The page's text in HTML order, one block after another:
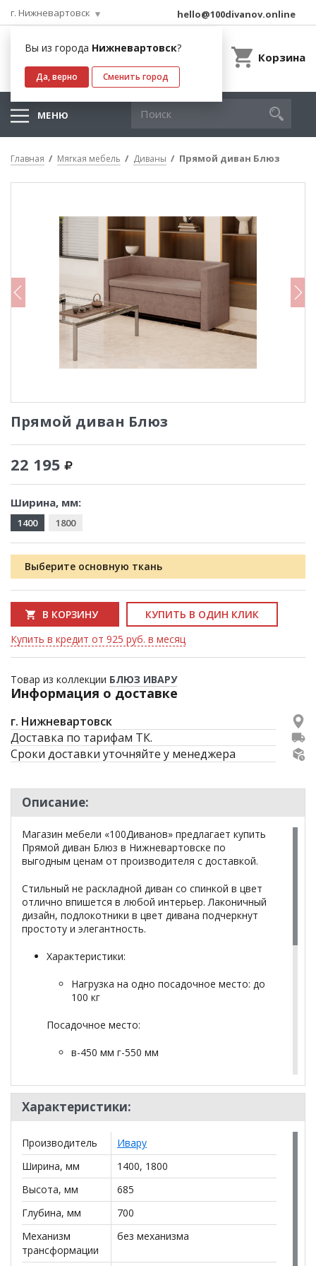
г. Нижневартовск
Вы из города Нижневартовск?
Да, верно Сменить город
hello@100divanov.online
Корзина
МЕНЮ
Главная Мягкая мебель Диваны Прямой диван Блюз
Прямой диван Блюз
22 195
Ширина, мм:
1400 1800
Выберите основную ткань
В КОРЗИНУ
КУПИТЬ В ОДИН КЛИК
Купить в кредит от 925 руб. в месяц
Товар из коллекции БЛЮЗ ИВАРУ
Информация о доставке
г. Нижневартовск
Доставка по тарифам ТК.
Сроки доставки уточняйте у менеджера
Описание:
Магазин мебели «100Диванов» предлагает купить
Прямой диван Блюз в Нижневартовске по
выгодным ценам от производителя с доставкой.
Стильный не раскладной диван со спинкой в цвет
отлично впишется в любой интерьер. Лаконичный
дизайн, подлокотники в цвет дивана подчеркнут
простоту и элегантность.
Характеристики:
Нагрузка на одно посадочное место: до
100 кг
Посадочное место:
в-450 мм г-550 мм
Размеры
Ширина: 1400/1800 мм | Глубина: 700 мм |
Высота: 685 мм
Вес: 47 кг | Объем: 1.080 м³
! Подушки в комплект не входят
*Дополнительную информацию о том, как купить
Прямой диван Блюз
уточняйте у нашего менеджера
по телефону+79292022735
Характеристики:
Производитель
Ивару
Ширина, мм
1400, 1800
Высота, мм
685
Глубина, мм
700
Механизм
трансформации
без механизма